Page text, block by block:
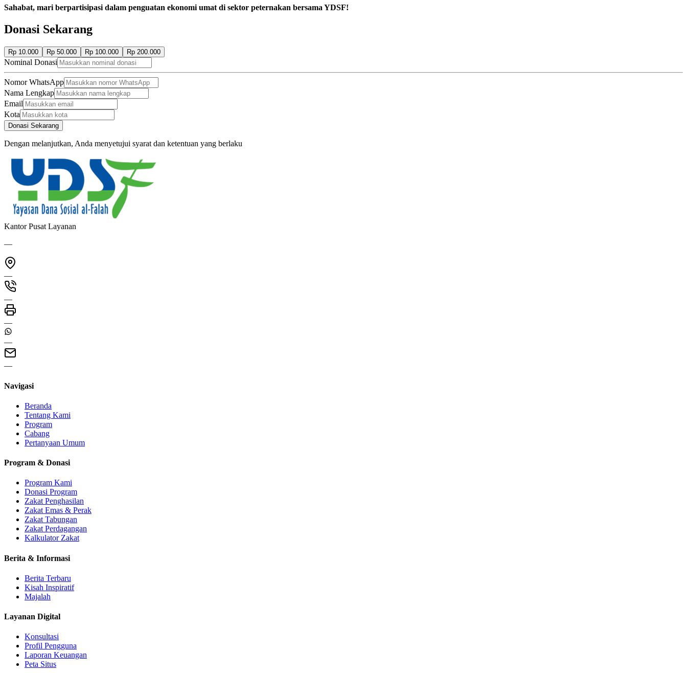
Sahabat, mari berpartisipasi dalam penguatan ekonomi umat di sektor peternakan bersama YDSF!
Donasi Sekarang
Rp 10.000 Rp 50.000 Rp 100.000 Rp 200.000
Nominal Donasi
Nomor WhatsApp
Nama Lengkap
Email
Kota
Donasi Sekarang
Dengan melanjutkan, Anda menyetujui syarat dan ketentuan yang berlaku
Kantor Pusat Layanan
—
—
—
—
—
—
Navigasi
Beranda
Tentang Kami
Program
Cabang
Pertanyaan Umum
Program & Donasi
Program Kami
Donasi Program
Zakat Penghasilan
Zakat Emas & Perak
Zakat Tabungan
Zakat Perdagangan
Kalkulator Zakat
Berita & Informasi
Berita Terbaru
Kisah Inspiratif
Majalah
Layanan Digital
Konsultasi
Profil Pengguna
Laporan Keuangan
Peta Situs